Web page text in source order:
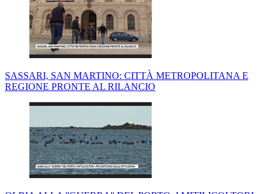
SASSARI, SAN MARTINO: CITTÀ METROPOLITANA E
REGIONE PRONTE AL RILANCIO